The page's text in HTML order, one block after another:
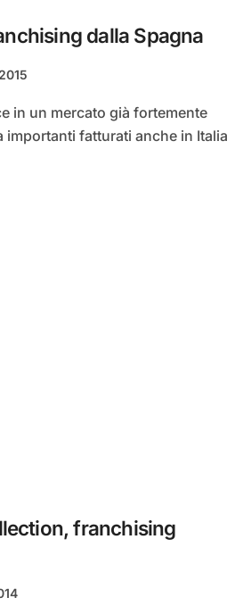
dalla Spagna
importanti fatturati anche in Italia
franchising